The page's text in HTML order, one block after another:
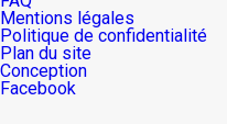
Mentions légales
Politique de confidentialité
Plan du site
Conception
Facebook